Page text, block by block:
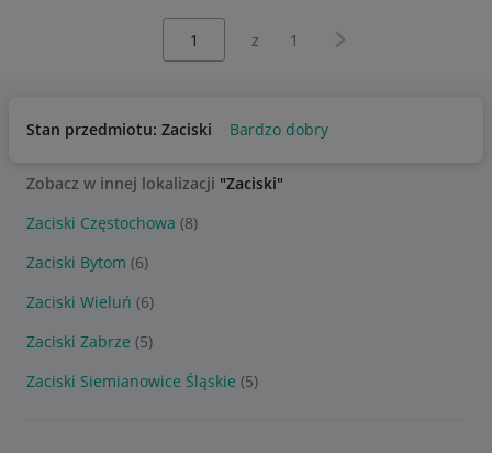
z 1 Następna strona
Stan przedmiotu: Zaciski Bardzo dobry
Zobacz w innej lokalizacji "Zaciski"
Zaciski Częstochowa (8)
Zaciski Bytom (6)
Zaciski Wieluń (6)
Zaciski Zabrze (5)
Zaciski Siemianowice Śląskie (5)